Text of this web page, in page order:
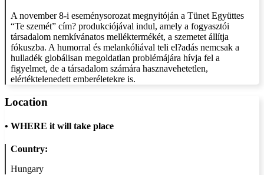
A november 8-i eseménysorozat megnyitóján a Tünet Együttes
“Te szemét” cím? produkciójával indul, amely a fogyasztói
társadalom nemkívánatos melléktermékét, a szemetet állítja
fókuszba. A humorral és melankóliával teli el?adás nemcsak a
hulladék globálisan megoldatlan problémájára hívja fel a
figyelmet, de a társadalom számára hasznavehetetlen,
elértéktelenedett emberéletekre is.
Location
• WHERE it will take place
Country:
Hungary